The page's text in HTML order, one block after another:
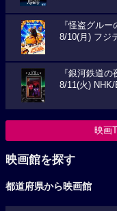
『怪盗グルー
8/10(月) フジ
『銀河鉄道の
8/11(火)
映画
映画館を探す
都道府県から映画館